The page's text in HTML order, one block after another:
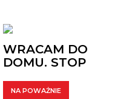
WRACAM DO
DOMU. STOP
NA POWAŻNIE